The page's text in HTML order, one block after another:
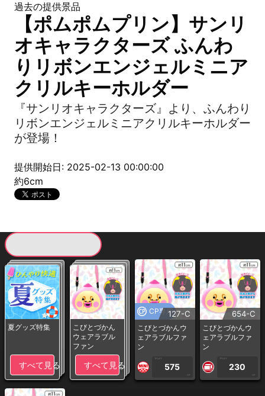
過去の提供景品
【ポムポムプリン】サンリ
オキャラクターズ ふんわ
りリボンエンジェルミニア
クリルキーホルダー
『サンリオキャラクターズ』より、ふんわり
リボンエンジェルミニアクリルキーホルダー
が登場！
提供開始日: 2025-02-13 00:00:00
約6cm
夏グッズ特集
すべて見る
こびとづかん
ウェアラブル
ファン
すべて見る
CP専用127-C
こびとづかんウ
ェアラブルファ
ン
1PLAY
575
CP
654-C
こびとづかんウ
ェアラブルファ
ン
1PLAY
230
CP